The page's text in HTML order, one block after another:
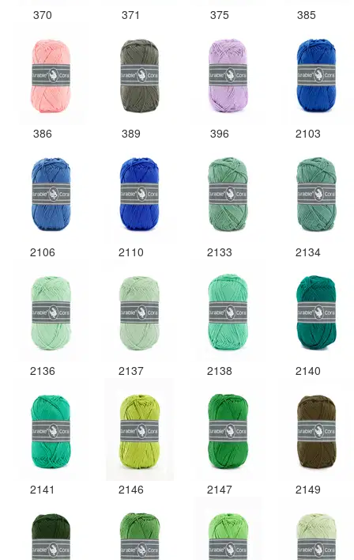
370 371 375 385
386 389 396 2103
2106 2110 2133 2134
2136 2137 2138 2140
2141 2146 2147 2149